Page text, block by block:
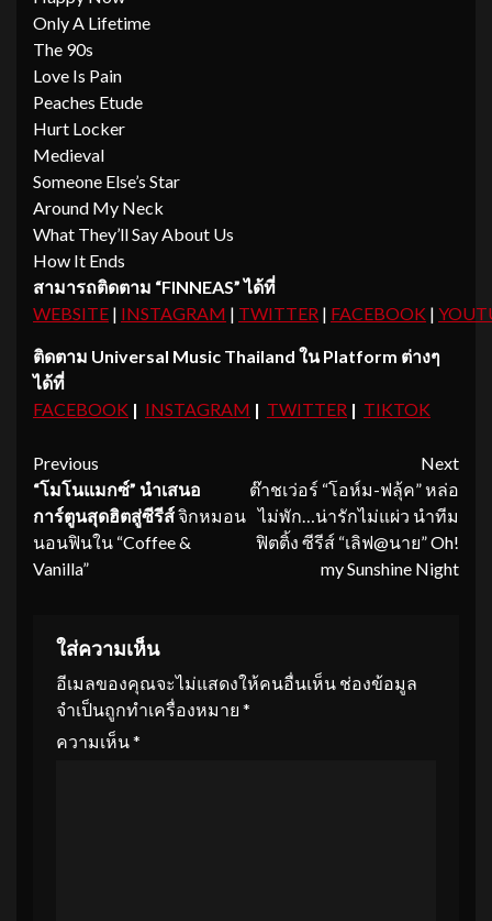
Only A Lifetime
The 90s
Love Is Pain
Peaches Etude
Hurt Locker
Medieval
Someone Else’s Star
Around My Neck
What They’ll Say About Us
How It Ends
สามารถติดตาม “FINNEAS” ได้ที่
WEBSITE | INSTAGRAM | TWITTER | FACEBOOK |
ติดตาม Universal Music Thailand ใน Platform ต่างๆ
ได้ที่
FACEBOOK | INSTAGRAM | TWITTER | TIKTOK
Continue
Reading
Previous
“โมโนแมกซ์” นำเสนอ
การ์ตูนสุดฮิตสู่ซีรีส์จิกหมอน
นอนฟินใน “Coffee &
Vanilla”
Next
ต๊าชเว่อร์ “โอห์ม-ฟลุ้ค” หล่อ
ไม่พัก…น่ารักไม่แผ่ว นำทีม
ฟิตติ้ง ซีรีส์ “เลิฟ@นาย” Oh!
my Sunshine Night
ใส่ความเห็น
อีเมลของคุณจะไม่แสดงให้คนอื่นเห็น ช่องข้อมูล
จำเป็นถูกทำเครื่องหมาย *
ความเห็น*